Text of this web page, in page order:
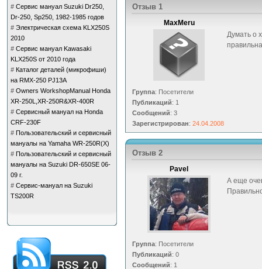
# Сервис мануал Suzuki Dr250,
Dr-250, Sp250, 1982-1985 годов
# Электрическая схема KLX250S
2010
# Сервис мануал Kawasaki
KLX250S от 2010 года
# Каталог деталей (микрофиши)
на RMX-250 PJ13A
# Owners WorkshopManual Honda
XR-250L,XR-250R&XR-400R
# Сервисный мануал на Honda
CRF-230F
# Пользовательский и сервисный
мануалы на Yamaha WR-250R(X)
# Пользовательский и сервисный
мануалы на Suzuki DR-650SE 06-
09 г.
# Сервис-мануал на Suzuki
TS200R
Отзыв 1
MaxMeru
Группа: Посетители
Публикаций: 1
Сообщений: 3
Зарегистрирован: 24.04.2008
Думать о
Отзыв 2
Pavel
Группа: Посетители
Публикаций: 0
Сообщений: 1
А еще